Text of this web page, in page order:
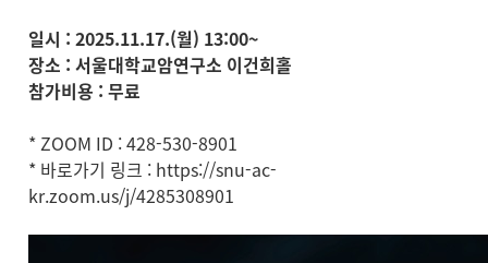
일시 : 2025.11.17.(월) 13:00~
장소 : 서울대학교암연구소 이건희홀
참가비용 : 무료
* ZOOM ID : 428-530-8901
* 바로가기 링크 : https://snu-ac-
kr.zoom.us/j/4285308901